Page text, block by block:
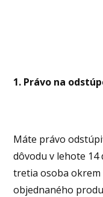
1. Právo na
Máte právo
dôvodu v lehote 14
tretia osoba okrem
objednaného